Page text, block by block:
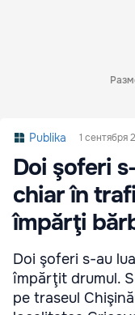
Publika 1 сентября
Doi şoferi
chiar în
împărţi
Doi şoferi s-au
împărţit drumul.
pe traseul